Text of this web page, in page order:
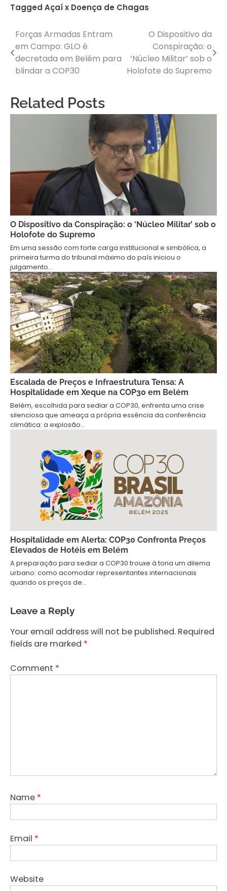
Tagged Açaí x Doença de Chagas
Post
navigation
Forças Armadas Entram
em Campo: GLO é
decretada em Belém para
blindar a COP30
O Dispositivo da
Conspiração: o
‘Núcleo Militar’ sob o
Holofote do Supremo
Related Posts
O Dispositivo da Conspiração: o ‘Núcleo Militar’ sob o
Holofote do Supremo
Em uma sessão com forte carga institucional e simbólica, a
primeira turma do tribunal máximo do país iniciou o
julgamento…
Escalada de Preços e Infraestrutura Tensa: A
Hospitalidade em Xeque na COP30 em Belém
Belém, escolhida para sediar a COP30, enfrenta uma crise
silenciosa que ameaça a própria essência da conferência
climática: a explosão…
Hospitalidade em Alerta: COP30 Confronta Preços
Elevados de Hotéis em Belém
A preparação para sediar a COP30 trouxe à tona um dilema
urbano: como acomodar representantes internacionais
quando os preços de…
Leave a Reply
Your email address will not be published. Required
fields are marked *
Comment *
Name *
Email *
Website